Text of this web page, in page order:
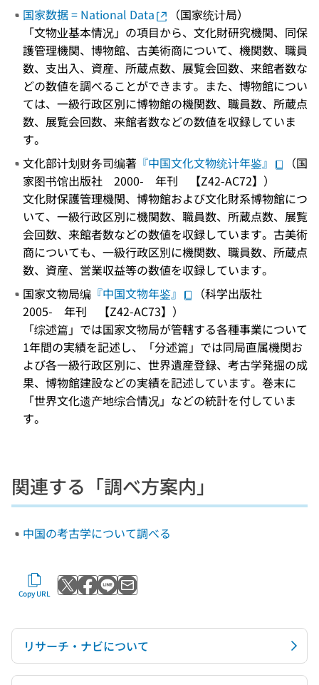
国家数据 = National Data
（国家统计局）
「文物业基本情况」の項目から、文化財研究機関、同保
護管理機関、博物館、古美術商について、機関数、職員
数、支出入、資産、所蔵点数、展覧会回数、来館者数な
どの数値を調べることができます。また、博物館につい
ては、一級行政区別に博物館の機関数、職員数、所蔵点
数、展覧会回数、来館者数などの数値を収録していま
す。
文化部计划财务司编著 『中国文化文物统计年鉴』
（国
家图书馆出版社 2000- 年刊 【Z42-AC72】）
文化財保護管理機関、博物館および文化財系博物館につ
いて、一級行政区別に機関数、職員数、所蔵点数、展覧
会回数、来館者数などの数値を収録しています。古美術
商についても、一級行政区別に機関数、職員数、所蔵点
数、資産、営業収益等の数値を収録しています。
国家文物局编 『中国文物年鉴』
（科学出版社
2005- 年刊 【Z42-AC73】）
「综述篇」では国家文物局が管轄する各種事業について
1年間の実績を記述し、「分述篇」では同局直属機関お
よび各一級行政区別に、世界遺産登録、考古学発掘の成
果、博物館建設などの実績を記述しています。巻末に
「世界文化遗产地综合情况」などの統計を付していま
す。
関連する「調べ方案内」
中国の考古学について調べる
Copy URL Post to X
Share with Facebook
Send with LINE
Send by email
リサーチ・ナビについて